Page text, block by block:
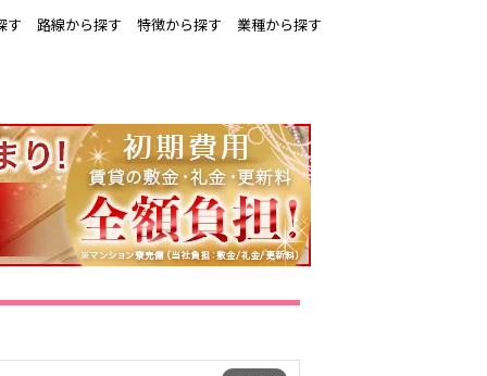
す 路線から探す 特徴から探す 業種から探す
安城
刈谷